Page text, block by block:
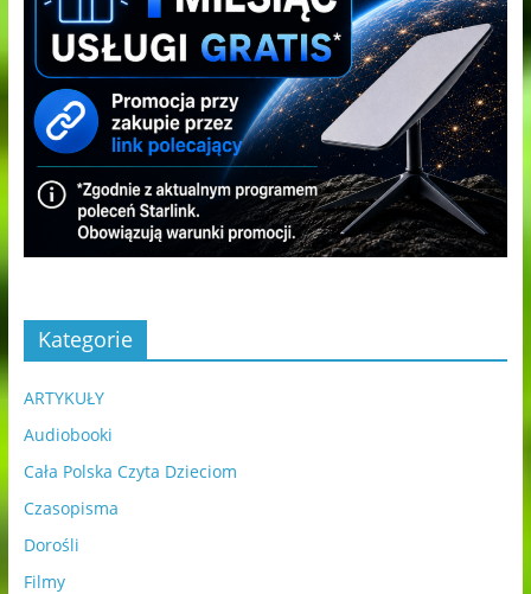
Kategorie
ARTYKUŁY
Audiobooki
Cała Polska Czyta Dzieciom
Czasopisma
Dorośli
Filmy